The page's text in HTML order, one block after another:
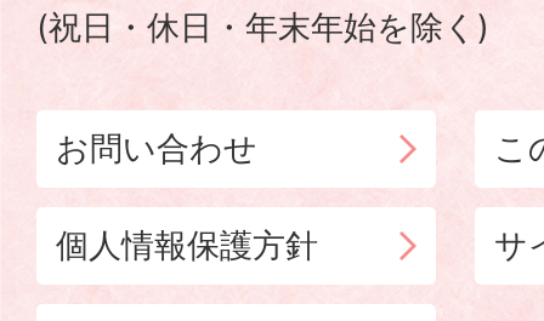
(祝日・休日・年末年始を除く)
お問い合わせ こ
個人情報保護方針 サ